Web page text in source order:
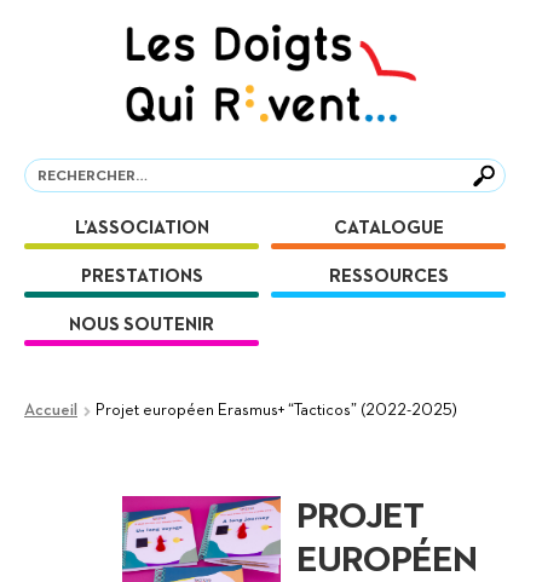
Recherche
Recherche
L’ASSOCIATION CATALOGUE
PRESTATIONS RESSOURCES
NOUS SOUTENIR
Accueil Projet européen Erasmus+ “Tacticos” (2022-2025)
PROJET
EUROPÉEN